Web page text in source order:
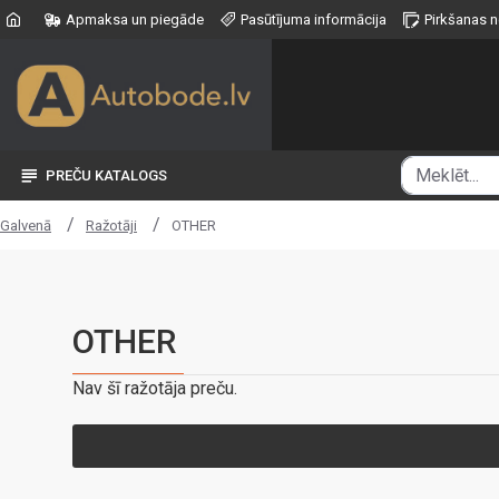
Apmaksa un piegāde Pasūtījuma informācija Pirkšanas
PREČU KATALOGS
Galvenā Ražotāji OTHER
OTHER
Nav šī ražotāja preču.